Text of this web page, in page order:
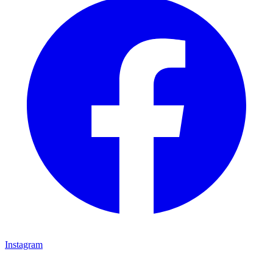
Instagram